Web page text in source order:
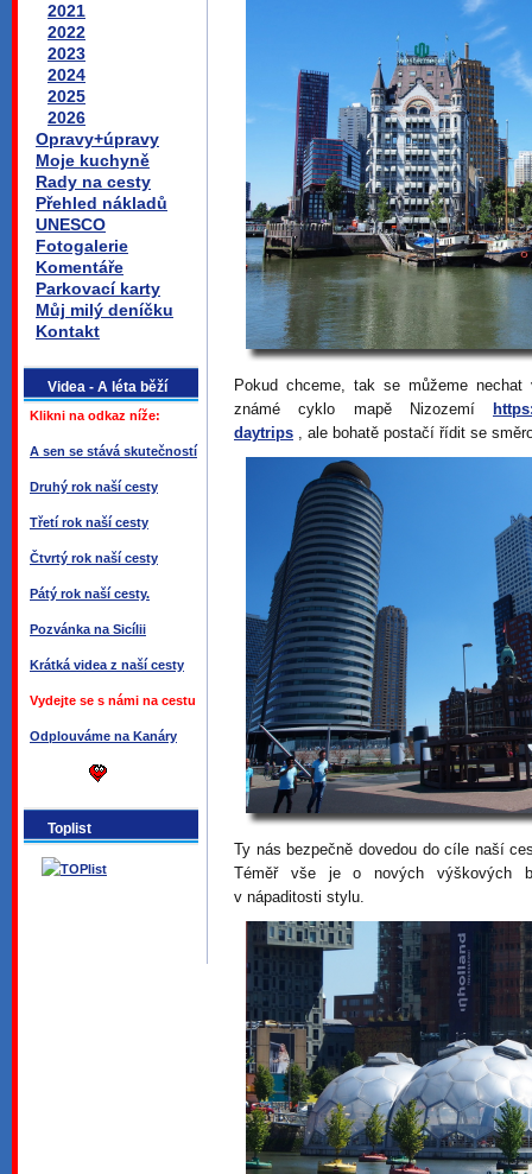
2021
2022
2023
2024
2025
2026
Opravy+úpravy
Moje kuchyně
Rady na cesty
Přehled nákladů
UNESCO
Fotogalerie
Komentáře
Parkovací karty
Můj milý deníčku
Kontakt
Videa - A léta běží
Klikni na odkaz níže:
A sen se stává skutečností
Druhý rok naší cesty
Třetí rok naší cesty
Čtvrtý rok naší cesty
Pátý rok naší cesty.
Pozvánka na Sicílii
Krátká videa z naší cesty
Vydejte se s námi na cestu
Odplouváme na Kanáry
Toplist
Pokud chceme, tak se můžeme
známé cyklo mapě Nizozemí
daytrips , ale bohatě postačí řídit se
Ty nás bezpečně dovedou do cíle naší
Téměř vše je o nových výškových
v nápaditosti stylu.